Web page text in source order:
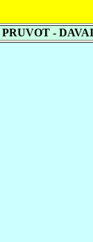
PRUVOT -